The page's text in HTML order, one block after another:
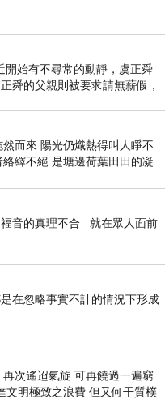
始有不尋常的動靜，虞正舜
舜的父親則被要求請無薪假，
而來 陽光仍熾熱得叫人睜不
繹不絕 是塘邊荷葉田田的凝
荷花別樣紅
的真理不合 就在眾人面前
在忽略事實不計的情況下形成
次遙迢氣旋 可再饒過一遍窮
文明極致之浪費 但又何干質樸